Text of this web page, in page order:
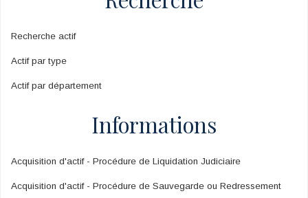
Recherche actif
Actif par type
Actif par département
Informations
Acquisition d'actif - Procédure de Liquidation Judiciaire
Acquisition d'actif - Procédure de Sauvegarde ou Redressement